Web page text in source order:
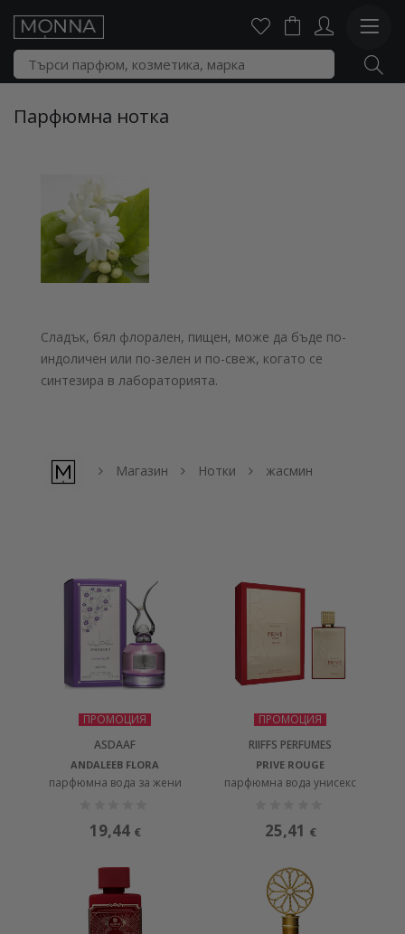
Парфюмна нотка
Сладък, бял флорален, пищен, може да бъде по-
индоличен или по-зелен и по-свеж, когато се
синтезира в лабораторията.
Магазин Нотки жасмин
ПРОМОЦИЯ
ASDAAF
ANDALEEB FLORA
парфюмна вода за жени
19,44 €
ПРОМОЦИЯ
RIIFFS PERFUMES
PRIVE ROUGE
парфюмна вода унисекс
25,41 €